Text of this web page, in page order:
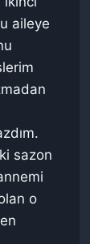
aileye
sazon
o